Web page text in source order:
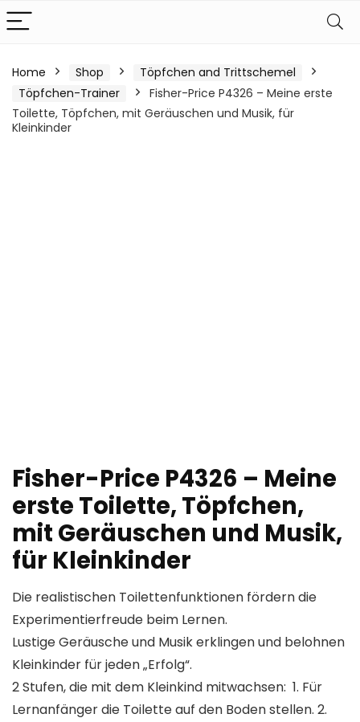
Home Shop
Töpfchen and Trittschemel
Töpfchen-Trainer
Fisher-Price P4326 – Meine erste
Toilette, Töpfchen, mit Geräuschen und Musik, für
Kleinkinder
Fisher-Price P4326 – Meine
erste Toilette, Töpfchen,
mit Geräuschen und Musik,
für Kleinkinder
Die realistischen Toilettenfunktionen fördern die
Experimentierfreude beim Lernen.
Lustige Geräusche und Musik erklingen und belohnen
Kleinkinder für jeden „Erfolg“.
2 Stufen, die mit dem Kleinkind mitwachsen: 1. Für
Lernanfänger die Toilette auf den Boden stellen. 2.